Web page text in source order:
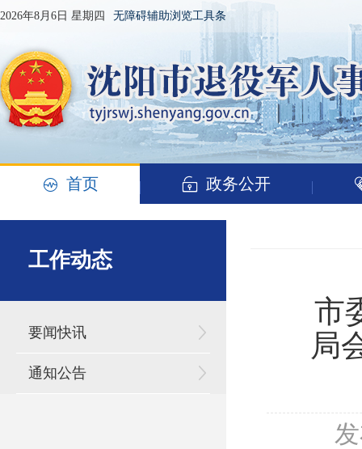
2026年8月6日 星期四 无障碍辅助浏览工具条
首页 政务公开
工作动态
要闻快讯
通知公告
市
局